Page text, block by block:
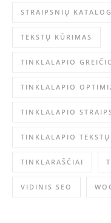
STRAIPSNIŲ
TEKSTŲ KŪRIMAS
TINKLALAPIO
TINKLALAPIO
TINKLALAPIO
TINKLALAPIO
TINKLARAŠČIAI
VIDINIS SEO